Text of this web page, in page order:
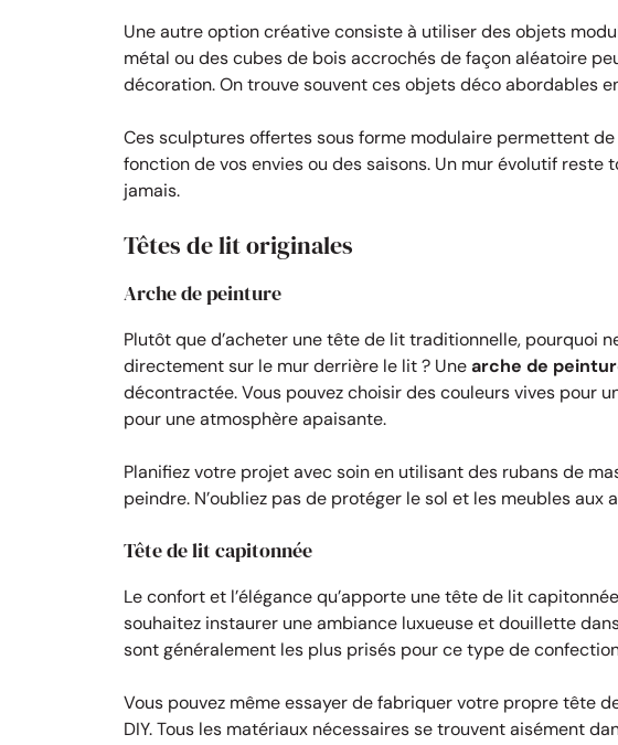
Une autre option créative consiste à utiliser des objets
métal ou des cubes de bois accrochés de façon aléatoire
décoration. On trouve souvent ces objets déco abordables
Ces sculptures offertes sous forme modulaire permettent
fonction de vos envies ou des saisons. Un mur évolutif
jamais.
Têtes de lit originales
Arche de peinture
Plutôt que d’acheter une tête de lit traditionnelle, pourquoi
directement sur le mur derrière le lit ? Unearche de
décontractée. Vous pouvez choisir des couleurs vives pour
pour une atmosphère apaisante.
Planifiez votre projet avec soin en utilisant des rubans de
peindre. N’oubliez pas de protéger le sol et les meubles aux
Tête de lit capitonnée
Le confort et l’élégance qu’apporte une tête de lit
souhaitez instaurer une ambiance luxueuse et douillette
sont généralement les plus prisés pour ce type de
Vous pouvez même essayer de fabriquer votre propre tête
DIY. Tous les matériaux nécessaires se trouvent aisément